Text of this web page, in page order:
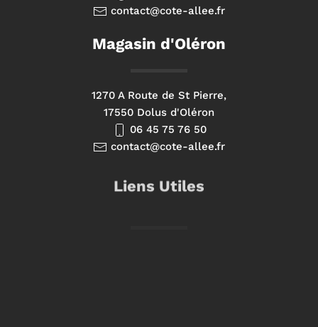
contact@cote-allee.fr
Magasin d'Oléron
1270 A Route de St Pierre,
17550 Dolus d'Oléron
06 45 75 76 50
contact@cote-allee.fr
Liens Utiles